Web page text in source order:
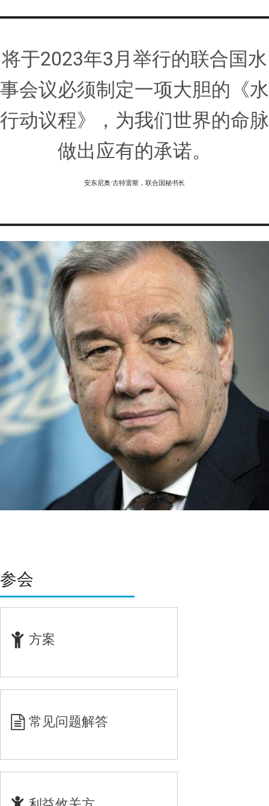
将于2023年3月举行的联合国水
事会议必须制定一项大胆的《水
行动议程》，为我们世界的命脉
做出应有的承诺。
安东尼奥·古特雷斯，联合国秘书长
参会
方案
常见问题解答